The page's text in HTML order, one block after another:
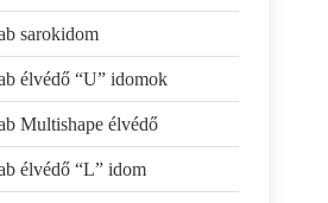
sarokidom
élvédő “U” idomok
Multishape élvédő
élvédő “L” idom